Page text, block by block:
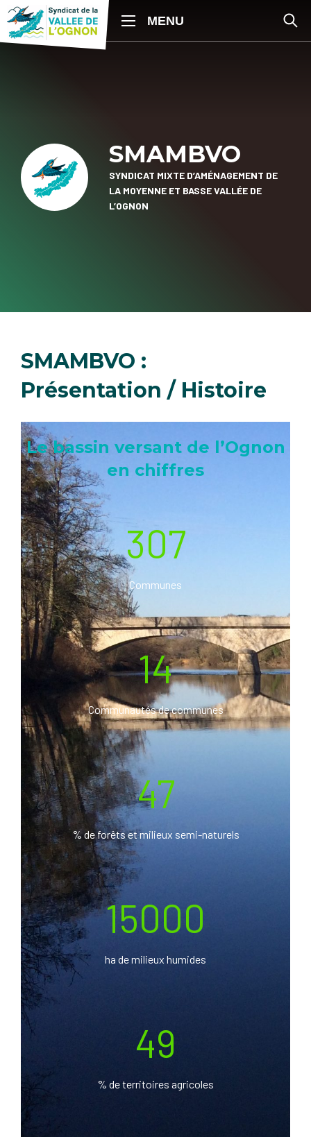
SMAMBVO
SYNDICAT MIXTE D’AMÉNAGEMENT DE
LA MOYENNE ET BASSE VALLÉE DE
L’OGNON
SMAMBVO :
Présentation / Histoire
Le bassin versant de l’Ognon
en chiffres
307
Communes
14
Communautés de communes
47
% de forêts et milieux semi-naturels
15000
ha de milieux humides
49
% de territoires agricoles